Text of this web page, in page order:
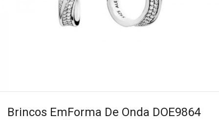
Brincos EmForma De Onda DOE9864